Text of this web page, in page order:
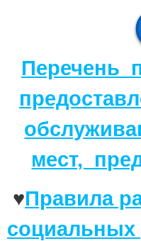
Перечень
мест,
♥Правила
социальных